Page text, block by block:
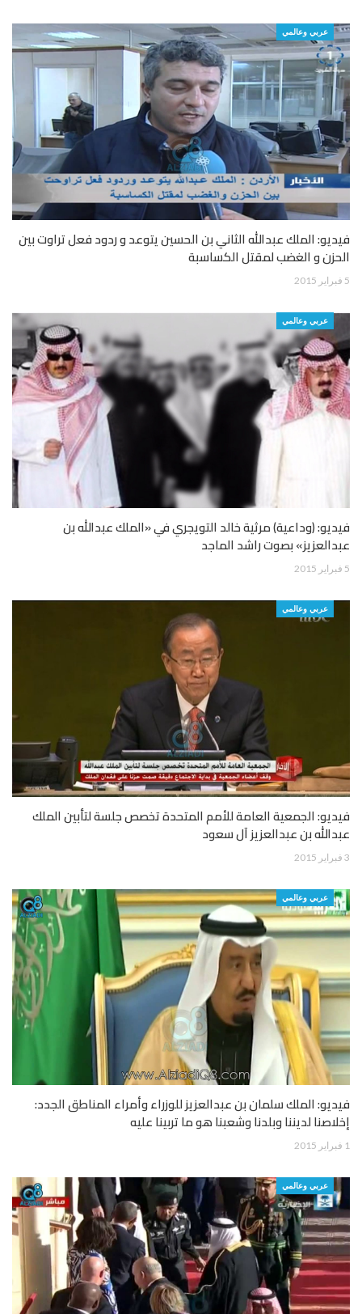
عربي وعالمي
فيديو: الملك عبدالله الثاني بن الحسين يتوعد و ردود فعل تراوت بين
الحزن و الغضب لمقتل الكساسبة
5 فبراير 2015
عربي وعالمي
فيديو: (وداعية) مرثية خالد التويجري في «الملك عبدالله بن
عبدالعزيز» بصوت راشد الماجد
5 فبراير 2015
عربي وعالمي
فيديو: الجمعية العامة للأمم المتحدة تخصص جلسة لتأبين الملك
عبدالله بن عبدالعزيز آل سعود
3 فبراير 2015
عربي وعالمي
فيديو: الملك سلمان بن عبدالعزيز للوزراء وأمراء المناطق الجدد:
إخلاصنا لديننا وبلدنا وشعبنا هو ما تربينا عليه
1 فبراير 2015
عربي وعالمي